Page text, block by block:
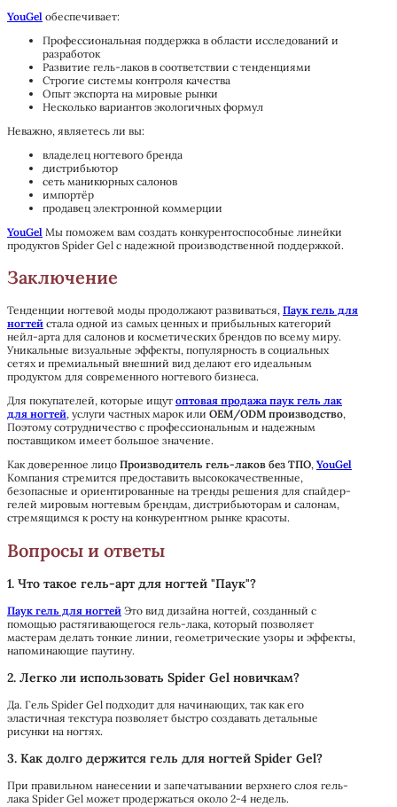
YouGel обеспечивает:
Профессиональная поддержка в области исследований и
разработок
Развитие гель-лаков в соответствии с тенденциями
Строгие системы контроля качества
Опыт экспорта на мировые рынки
Несколько вариантов экологичных формул
Неважно, являетесь ли вы:
владелец ногтевого бренда
дистрибьютор
сеть маникюрных салонов
импортёр
продавец электронной коммерции
YouGel Мы поможем вам создать конкурентоспособные линейки
продуктов Spider Gel с надежной производственной поддержкой.
Заключение
Тенденции ногтевой моды продолжают развиваться, Паук гель для
ногтей стала одной из самых ценных и прибыльных категорий
нейл-арта для салонов и косметических брендов по всему миру.
Уникальные визуальные эффекты, популярность в социальных
сетях и премиальный внешний вид делают его идеальным
продуктом для современного ногтевого бизнеса.
Для покупателей, которые ищут оптовая продажа паук гель лак
для ногтей, услуги частных марок или OEM/ODM производство,
Поэтому сотрудничество с профессиональным и надежным
поставщиком имеет большое значение.
Как доверенное лицо Производитель гель-лаков без ТПО, YouGel
Компания стремится предоставить высококачественные,
безопасные и ориентированные на тренды решения для спайдер-
гелей мировым ногтевым брендам, дистрибьюторам и салонам,
стремящимся к росту на конкурентном рынке красоты.
Вопросы и ответы
1. Что такое гель-арт для ногтей "Паук"?
Паук гель для ногтей Это вид дизайна ногтей, созданный с
помощью растягивающегося гель-лака, который позволяет
мастерам делать тонкие линии, геометрические узоры и эффекты,
напоминающие паутину.
2. Легко ли использовать Spider Gel новичкам?
Да. Гель Spider Gel подходит для начинающих, так как его
эластичная текстура позволяет быстро создавать детальные
рисунки на ногтях.
3. Как долго держится гель для ногтей Spider Gel?
При правильном нанесении и запечатывании верхнего слоя гель-
лака Spider Gel может продержаться около 2-4 недель.